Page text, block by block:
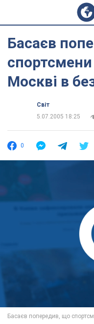
Басаєв
Москві в
Світ
5.07.2005 18:25
0